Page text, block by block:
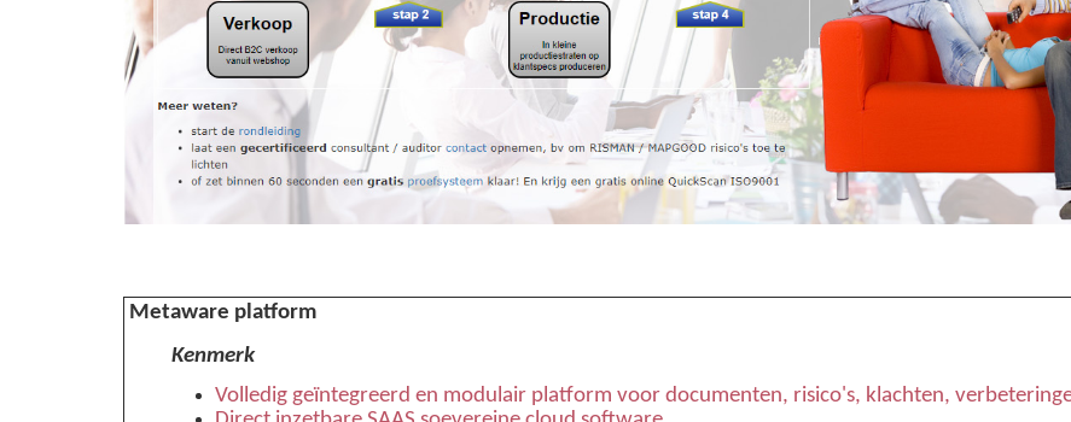
Metaware platform
Kenmerk
Volledig geïntegreerd en modulair platform voor documenten, risico's, klachten,